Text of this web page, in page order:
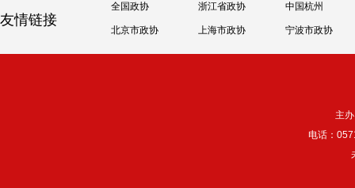
友情链接
全国政协 浙江省政协 中国杭州
北京市政协 上海市政协 宁波市政协
主
电话：